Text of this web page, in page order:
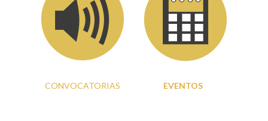
CONVOCATORIAS EVENTOS